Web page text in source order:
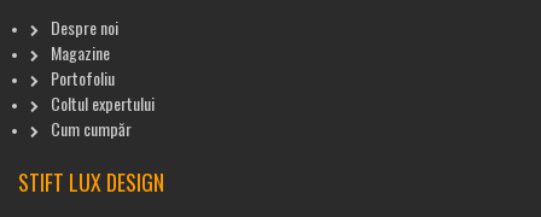
Despre noi
Magazine
Portofoliu
Coltul expertului
Cum cumpăr
STIFT LUX DESIGN